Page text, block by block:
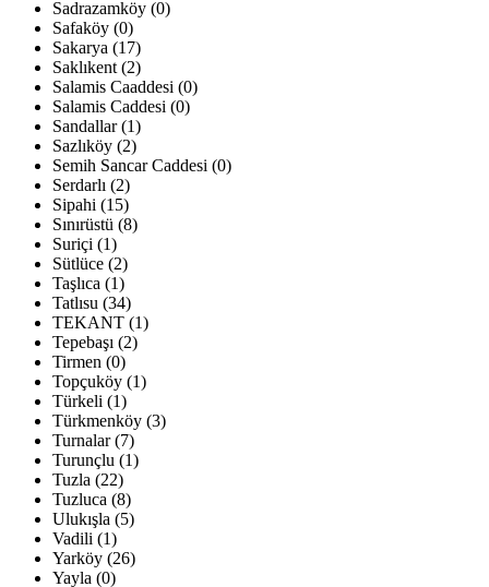
Sadrazamköy (0)
Safaköy (0)
Sakarya (17)
Saklıkent (2)
Salamis Caaddesi (0)
Salamis Caddesi (0)
Sandallar (1)
Sazlıköy (2)
Semih Sancar Caddesi (0)
Serdarlı (2)
Sipahi (15)
Sınırüstü (8)
Suriçi (1)
Sütlüce (2)
Taşlıca (1)
Tatlısu (34)
TEKANT (1)
Tepebaşı (2)
Tirmen (0)
Topçuköy (1)
Türkeli (1)
Türkmenköy (3)
Turnalar (7)
Turunçlu (1)
Tuzla (22)
Tuzluca (8)
Ulukışla (5)
Vadili (1)
Yarköy (26)
Yayla (0)